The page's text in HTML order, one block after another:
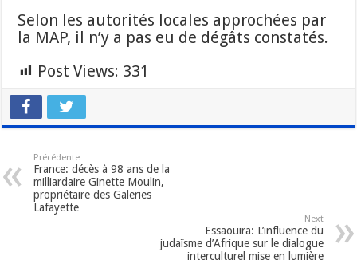
Selon les autorités locales approchées par
la MAP, il n’y a pas eu de dégâts constatés.
Post Views: 331
Précédente
France: décès à 98 ans de la
milliardaire Ginette Moulin,
propriétaire des Galeries
Lafayette
Next
Essaouira: L’influence du
judaïsme d’Afrique sur le dialogue
interculturel mise en lumière